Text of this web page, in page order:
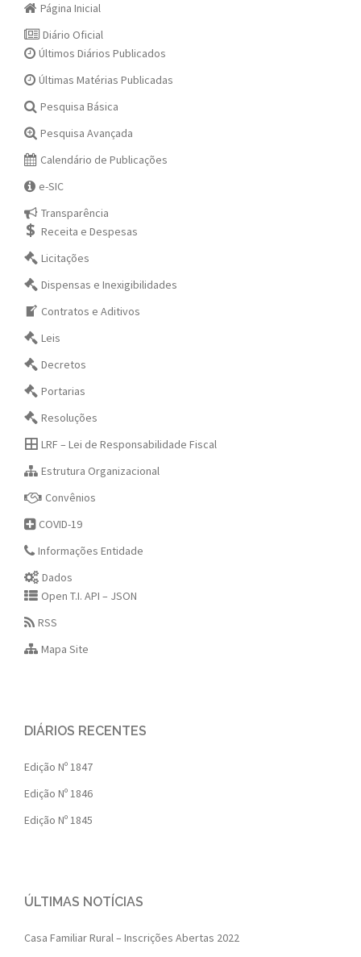
Página Inicial
Diário Oficial
Últimos Diários Publicados
Últimas Matérias Publicadas
Pesquisa Básica
Pesquisa Avançada
Calendário de Publicações
e-SIC
Transparência
Receita e Despesas
Licitações
Dispensas e Inexigibilidades
Contratos e Aditivos
Leis
Decretos
Portarias
Resoluções
LRF – Lei de Responsabilidade Fiscal
Estrutura Organizacional
Convênios
COVID-19
Informações Entidade
Dados
Open T.I. API – JSON
RSS
Mapa Site
DIÁRIOS RECENTES
Edição Nº 1847
Edição Nº 1846
Edição Nº 1845
ÚLTIMAS NOTÍCIAS
Casa Familiar Rural – Inscrições Abertas 2022